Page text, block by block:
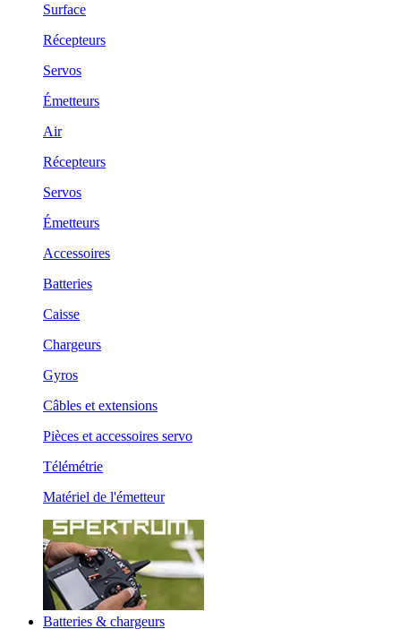
Surface
Récepteurs
Servos
Émetteurs
Air
Récepteurs
Servos
Émetteurs
Accessoires
Batteries
Caisse
Chargeurs
Gyros
Câbles et extensions
Pièces et accessoires servo
Télémétrie
Matériel de l'émetteur
Batteries & chargeurs